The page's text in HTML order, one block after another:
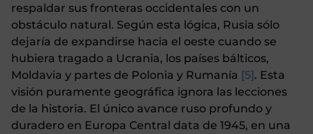
respaldar sus fronteras occidentales con un
obstáculo natural. Según esta lógica, Rusia sólo
dejaría de expandirse hacia el oeste cuando se
hubiera tragado a Ucrania, los países bálticos,
Moldavia y partes de Polonia y Rumanía [5] . Esta
visión puramente geográfica ignora las lecciones
de la historia. El único avance ruso profundo y
duradero en Europa Central data de 1945, en una